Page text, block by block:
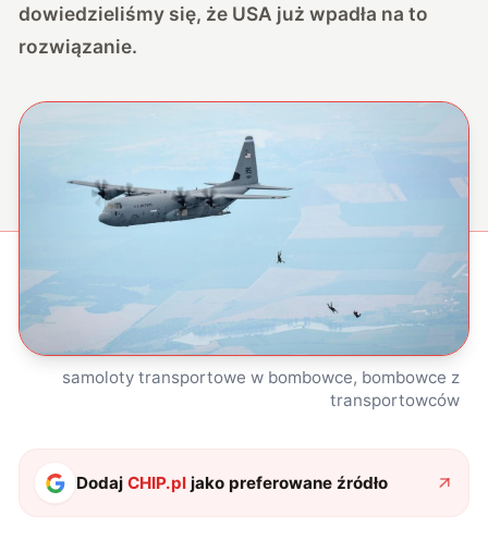
dowiedzieliśmy się, że USA już wpadła na to
rozwiązanie.
samoloty transportowe w bombowce, bombowce z
transportowców
DodajCHIP.pl jako preferowane źródło